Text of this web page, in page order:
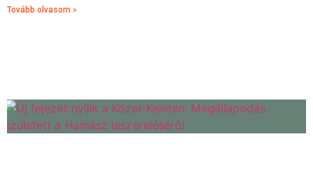
Tovább olvasom »